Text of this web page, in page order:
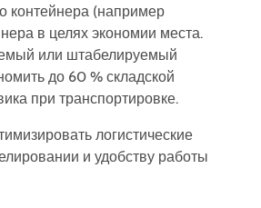
контейнера (например
в целях экономии места.
или штабелируемый
до 60 % складской
при транспортировке.
логистические
и удобству работы